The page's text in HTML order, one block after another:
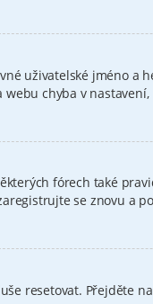
uživatelské jméno a
chyba v
fórech také
se znovu a
resetovat. Přejděte